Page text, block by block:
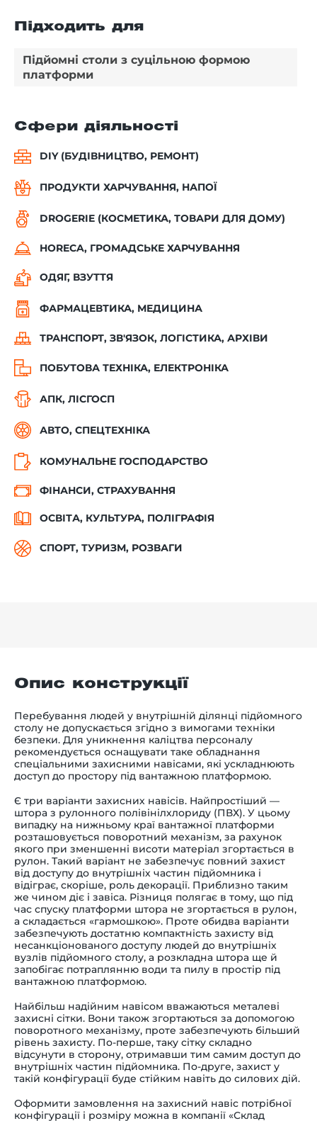
Підходить для
Підйомні столи з суцільною формою
платформи
Сфери діяльності
DIY (БУДІВНИЦТВО, РЕМОНТ)
ПРОДУКТИ ХАРЧУВАННЯ, НАПОЇ
DROGERIE (КОСМЕТИКА, ТОВАРИ ДЛЯ ДОМУ)
HORECA, ГРОМАДСЬКЕ ХАРЧУВАННЯ
ОДЯГ, ВЗУТТЯ
ФАРМАЦЕВТИКА, МЕДИЦИНА
ТРАНСПОРТ, ЗВ'ЯЗОК, ЛОГІСТИКА, АРХІВИ
ПОБУТОВА ТЕХНІКА, ЕЛЕКТРОНІКА
АПК, ЛІСГОСП
АВТО, СПЕЦТЕХНІКА
КОМУНАЛЬНЕ ГОСПОДАРСТВО
ФІНАНСИ, СТРАХУВАННЯ
ОСВІТА, КУЛЬТУРА, ПОЛІГРАФІЯ
СПОРТ, ТУРИЗМ, РОЗВАГИ
Опис конструкції
Перебування людей у внутрішній ділянці підйомного
столу не допускається згідно з вимогами техніки
безпеки. Для уникнення каліцтва персоналу
рекомендується оснащувати таке обладнання
спеціальними захисними навісами, які ускладнюють
доступ до простору під вантажною платформою.
Є три варіанти захисних навісів. Найпростіший —
штора з рулонного полівінілхлориду (ПВХ). У цьому
випадку на нижньому краї вантажної платформи
розташовується поворотний механізм, за рахунок
якого при зменшенні висоти матеріал згортається в
рулон. Такий варіант не забезпечує повний захист
від доступу до внутрішніх частин підйомника і
відіграє, скоріше, роль декорації. Приблизно таким
же чином діє і завіса. Різниця полягає в тому, що під
час спуску платформи штора не згортається в рулон,
а складається «гармошкою». Проте обидва варіанти
забезпечують достатню компактність захисту від
несанкціонованого доступу людей до внутрішніх
вузлів підйомного столу, а розкладна штора ще й
запобігає потраплянню води та пилу в простір під
вантажною платформою.
Найбільш надійним навісом вважаються металеві
захисні сітки. Вони також згортаються за допомогою
поворотного механізму, проте забезпечують більший
рівень захисту. По-перше, таку сітку складно
відсунути в сторону, отримавши тим самим доступ до
внутрішніх частин підйомника. По-друге, захист у
такій конфігурації буде стійким навіть до силових дій.
Оформити замовлення на захисний навіс потрібної
конфігурації і розміру можна в компанії «Склад